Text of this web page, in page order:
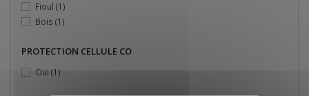
Fioul (1)
Bois (1)
PROTECTION CELLULE CO
Oui (1)